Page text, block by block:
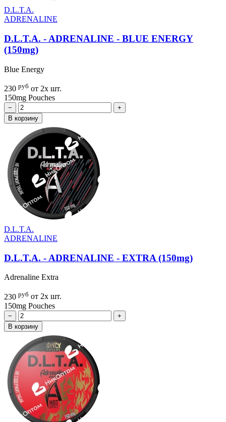
D.L.T.A.
ADRENALINE
D.L.T.A. - ADRENALINE - BLUE ENERGY
(150mg)
Blue Energy
230 руб от 2х шт.
150mg Pouches
−
+
В корзину
D.L.T.A.
ADRENALINE
D.L.T.A. - ADRENALINE - EXTRA (150mg)
Adrenaline Extra
230 руб от 2х шт.
150mg Pouches
−
+
В корзину